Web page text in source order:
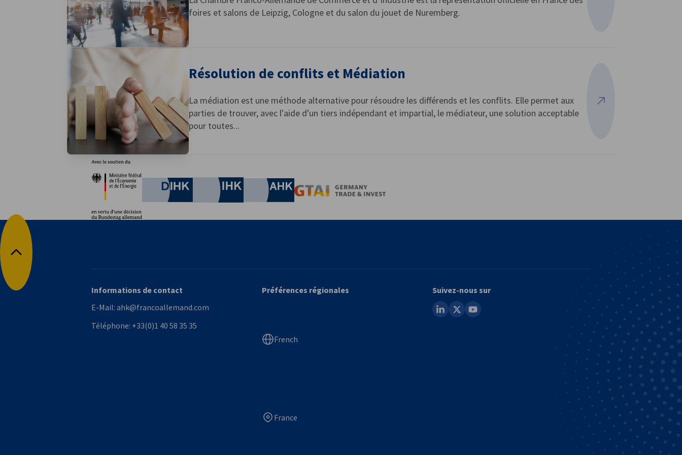
foires et salons de Leipzig, Cologne et du salon du jouet de Nuremberg.
Résolution de conflits et Médiation
La médiation est une méthode alternative pour résoudre les différends et les conflits. Elle permet aux
parties de trouver, avec l'aide d'un tiers indépendant et impartial, le médiateur, une solution acceptable
pour toutes...
Voir plus
Partenaires
German Chamber of Commerce and Industry
Chamber of Commerce and Industry
AHK.de
Retour en haut
Informations de contact
E-Mail: ahk@francoallemand.com
Téléphone: +33(0)1 40 58 35 35
Préférences régionales
French
France
Suivez-nous sur
linkedin
youtube